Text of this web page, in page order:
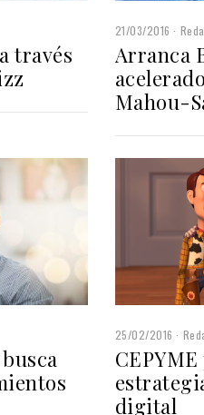
través
21/03/2016
Arranca
Mahou-
25/02/2016
digital